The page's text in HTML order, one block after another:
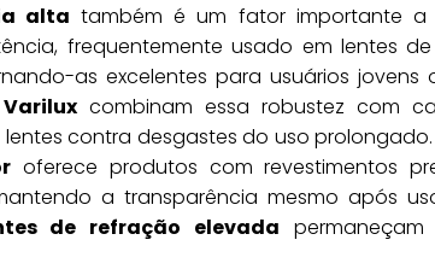
alta também é um fator importante a
frequentemente usado em lentes de
as excelentes para usuários jovens
Varilux combinam essa robustez com
contra desgastes do uso
oferece produtos com revestimentos
a transparência mesmo após
de refração elevada